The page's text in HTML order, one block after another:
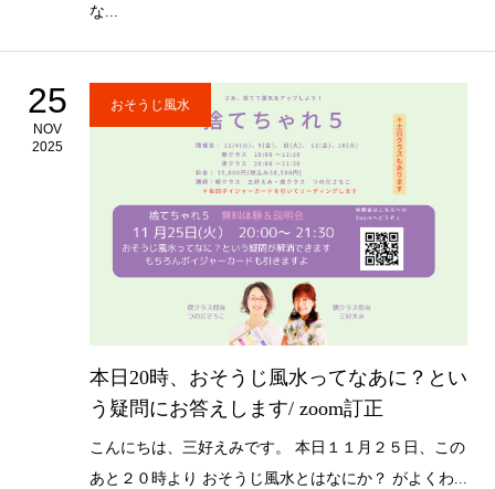
な...
25
NOV
2025
おそうじ風水
本日20時、おそうじ風水ってなあに？とい
う疑問にお答えします/ zoom訂正
こんにちは、三好えみです。 本日１１月２５日、この
あと２０時より おそうじ風水とはなにか？ がよくわ...